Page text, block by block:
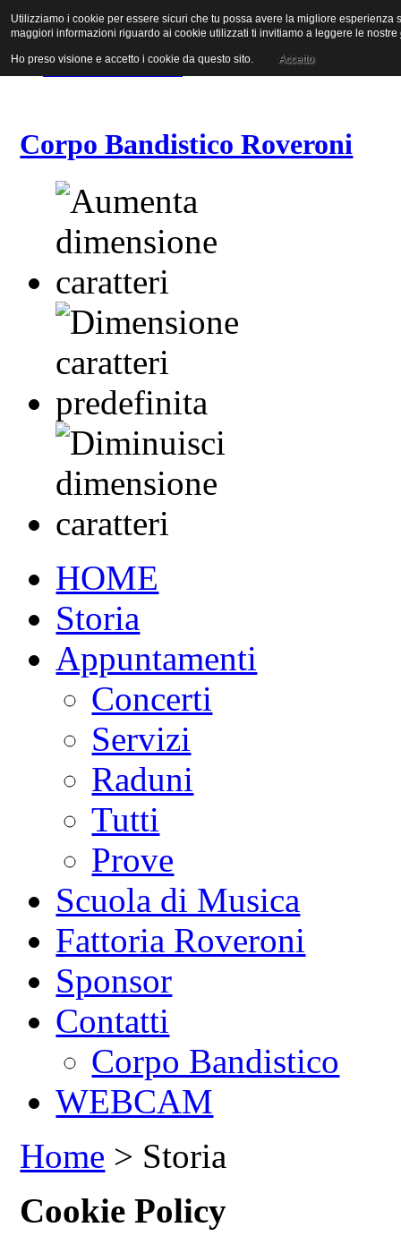
Vai al contenuto
Vai alla navigazione principale
Vai alla prima colonna
Corpo Bandistico Roveroni
HOME
Storia
Appuntamenti
Concerti
Servizi
Raduni
Tutti
Prove
Scuola di Musica
Fattoria Roveroni
Sponsor
Contatti
Corpo Bandistico
WEBCAM
Home > Storia
Cookie Policy
Utilizziamo i cookie per essere sicuri che tu possa avere la migliore
maggiori informazioni riguardo ai cookie utilizzati ti invitiamo a leggere le nostre
Ho preso visione e accetto i cookie da questo sito. Accetto